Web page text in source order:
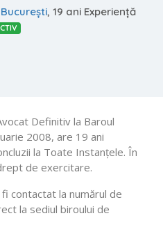
, 19 ani Experiență
Definitiv la Baroul
2008, are 19 ani
la Toate Instanţele. În
de exercitare.
contactat la numărul de
la sediul biroului de